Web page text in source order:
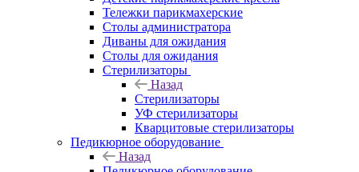
Тележки парикмахерские
Столы администратора
Диваны для ожидания
Столы для ожидания
Стерилизаторы
Назад
Стерилизаторы
УФ стерилизаторы
Кварцитовые стерилизаторы
Педикюрное оборудование
Назад